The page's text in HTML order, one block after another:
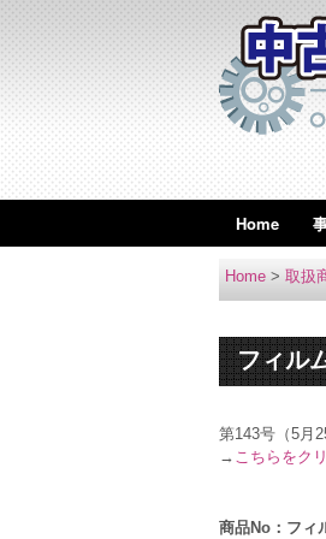
Home
Home > 取扱
フィル
第143号（5月
→ こちらをク
商品No：フィ